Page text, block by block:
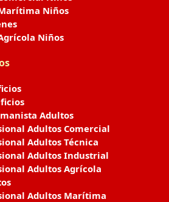
Niños
Niños
Adultos
Adultos Comercial
Adultos Técnica
Adultos Industrial
Adultos Agrícola
Adultos Marítima